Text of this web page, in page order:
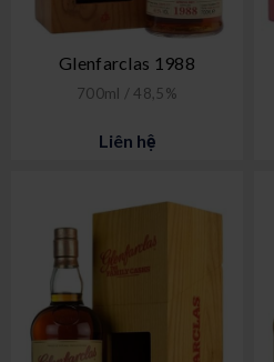
Glenfarclas 1988
700ml / 48,5%
Liên hệ